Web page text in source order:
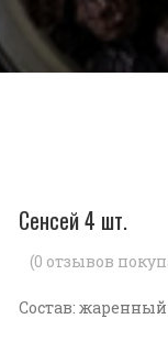
Сенсей 4 шт.
(0 отзывов
Состав: жаренный